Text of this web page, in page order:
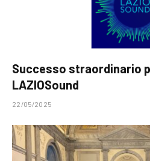
Successo straordinario
LAZIOSound
22/05/2025